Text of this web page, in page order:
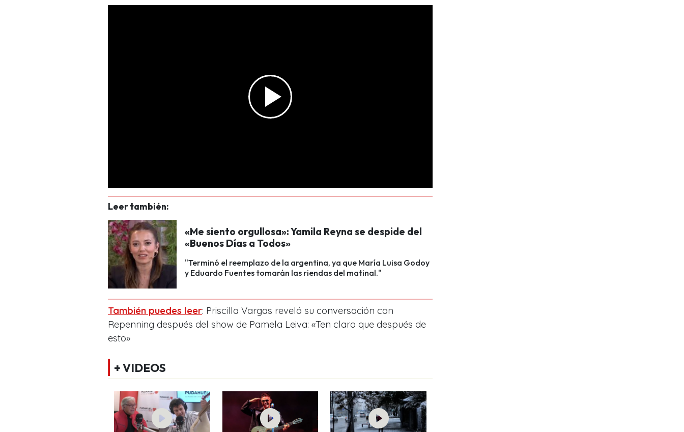
Leer también:
«Me siento orgullosa»: Yamila Reyna se despide del
«Buenos Días a Todos»
"Terminó el reemplazo de la argentina, ya que María Luisa Godoy
y Eduardo Fuentes tomarán las riendas del matinal."
También puedes leer: Priscilla Vargas reveló su conversación con
Repenning después del show de Pamela Leiva: «Ten claro que después de
esto»
+ VIDEOS